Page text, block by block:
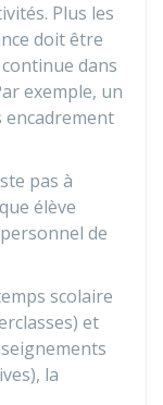
Plus les
doit être
dans
exemple, un
encadrement
pas à
élève
de
scolaire
et
la